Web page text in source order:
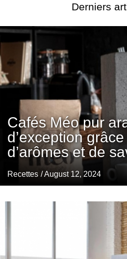
Derniers
Cafés Méo pur
d’exception
d’arômes et de
Recettes / August 12, 2024